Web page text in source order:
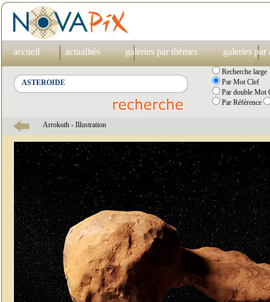
accueil actualités galeries par thèmes galeries par
Recherche large
Par Mot Clef
Par double Mot
Par Référence
Arrokoth - Illustration